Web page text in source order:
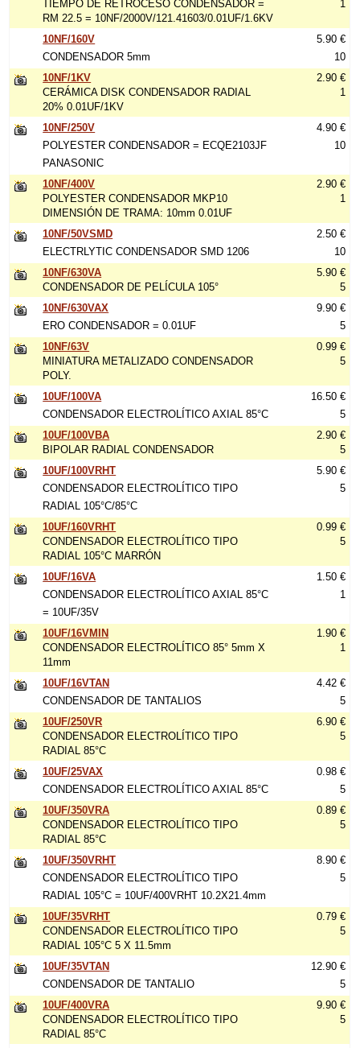
TIEMPO DE RETROCESO CONDENSADOR =
RM 22.5 = 10NF/2000V/121.41603/0.01UF/1.6KV
1
10NF/160V
CONDENSADOR 5mm
5.90 €
10
10NF/1KV
CERÁMICA DISK CONDENSADOR RADIAL
20% 0.01UF/1KV
2.90 €
1
10NF/250V
POLYESTER CONDENSADOR = ECQE2103JF
PANASONIC
4.90 €
10
10NF/400V
POLYESTER CONDENSADOR MKP10
DIMENSIÓN DE TRAMA: 10mm 0.01UF
2.90 €
1
10NF/50VSMD
ELECTRLYTIC CONDENSADOR SMD 1206
2.50 €
10
10NF/630VA
CONDENSADOR DE PELÍCULA 105°
5.90 €
5
10NF/630VAX
ERO CONDENSADOR = 0.01UF
9.90 €
5
10NF/63V
MINIATURA METALIZADO CONDENSADOR
POLY.
0.99 €
5
10UF/100VA
CONDENSADOR ELECTROLÍTICO AXIAL 85°C
16.50 €
5
10UF/100VBA
BIPOLAR RADIAL CONDENSADOR
2.90 €
5
10UF/100VRHT
CONDENSADOR ELECTROLÍTICO TIPO
RADIAL 105°C/85°C
5.90 €
5
10UF/160VRHT
CONDENSADOR ELECTROLÍTICO TIPO
RADIAL 105°C MARRÓN
0.99 €
5
10UF/16VA
CONDENSADOR ELECTROLÍTICO AXIAL 85°C
= 10UF/35V
1.50 €
1
10UF/16VMIN
CONDENSADOR ELECTROLÍTICO 85° 5mm X
11mm
1.90 €
1
10UF/16VTAN
CONDENSADOR DE TANTALIOS
4.42 €
5
10UF/250VR
CONDENSADOR ELECTROLÍTICO TIPO
RADIAL 85°C
6.90 €
5
10UF/25VAX
CONDENSADOR ELECTROLÍTICO AXIAL 85°C
0.98 €
5
10UF/350VRA
CONDENSADOR ELECTROLÍTICO TIPO
RADIAL 85°C
0.89 €
5
10UF/350VRHT
CONDENSADOR ELECTROLÍTICO TIPO
RADIAL 105°C = 10UF/400VRHT 10.2X21.4mm
8.90 €
5
10UF/35VRHT
CONDENSADOR ELECTROLÍTICO TIPO
RADIAL 105°C 5 X 11.5mm
0.79 €
5
10UF/35VTAN
CONDENSADOR DE TANTALIO
12.90 €
5
10UF/400VRA
CONDENSADOR ELECTROLÍTICO TIPO
RADIAL 85°C
9.90 €
5